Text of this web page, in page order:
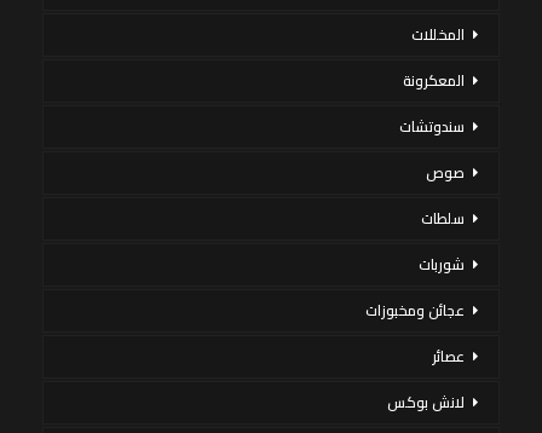
المخللات
المعكرونة
سندوتشات
صوص
سلطات
شوربات
عجائن ومخبوزات
عصائر
لانش بوكس